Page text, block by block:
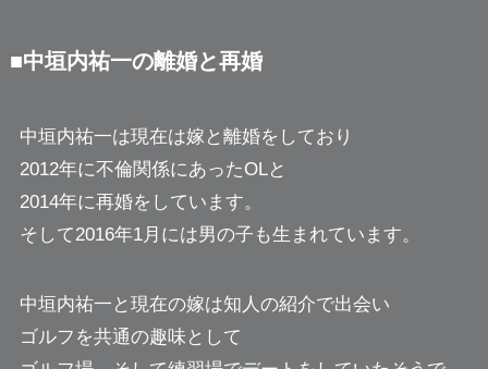
■中垣内祐一の離婚と再婚
中垣内祐一は現在は嫁と離婚をしており
2012年に不倫関係にあったOLと
2014年に再婚をしています。
そして2016年1月には男の子も生まれています。
中垣内祐一と現在の嫁は知人の紹介で出会い
ゴルフを共通の趣味として